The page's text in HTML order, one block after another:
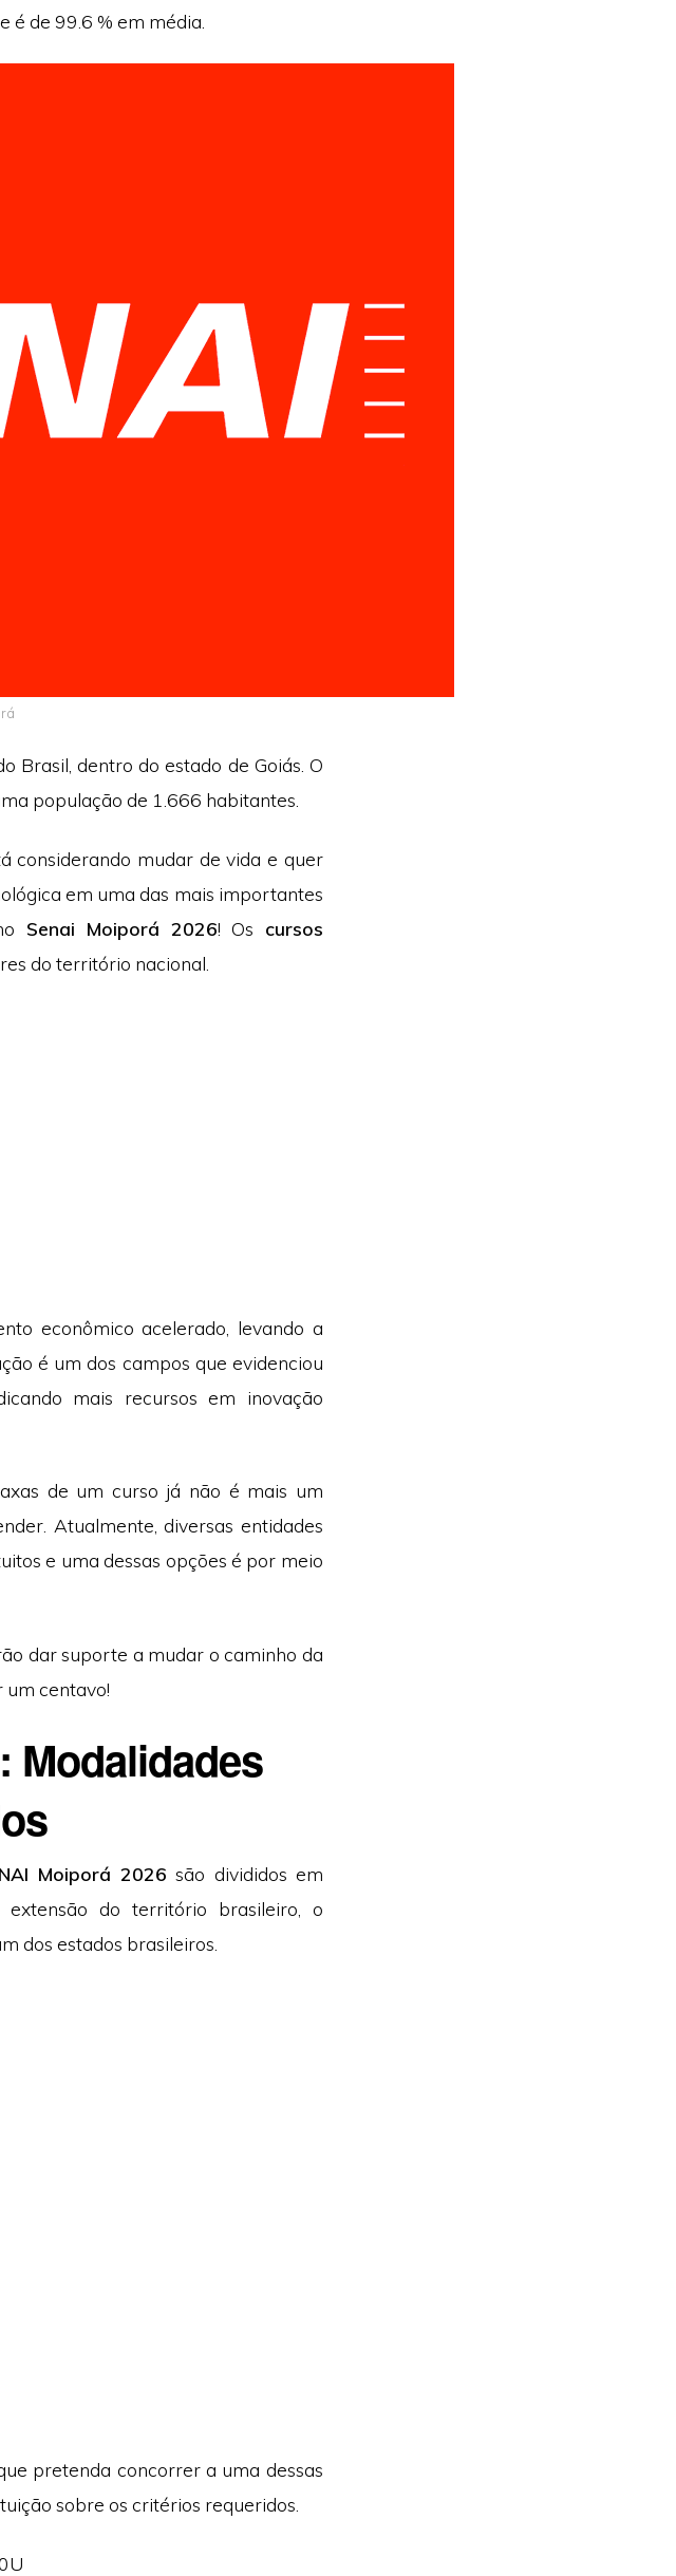
de 99.6 % em média.
Brasil, dentro do estado de Goiás. O
população de 1.666 habitantes.
considerando mudar de vida e quer
em uma das mais importantes
Senai Moiporá 2026! Os cursos
do território nacional.
econômico acelerado, levando a
é um dos campos que evidenciou
mais recursos em inovação
de um curso já não é mais um
Atualmente, diversas entidades
e uma dessas opções é por meio
dar suporte a mudar o caminho da
um centavo!
Modalidades
Moiporá 2026 são divididos em
do território brasileiro, o
dos estados brasileiros.
pretenda concorrer a uma dessas
sobre os critérios requeridos.